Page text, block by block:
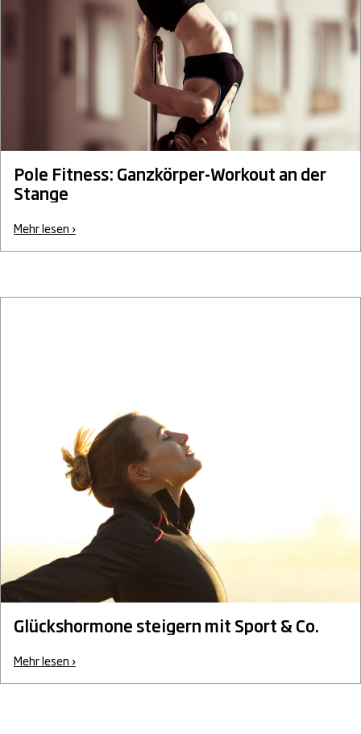
Pole Fitness: Ganzkörper-Workout an der
Stange
Mehr lesen ›
Glückshormone steigern mit Sport & Co.
Mehr lesen ›